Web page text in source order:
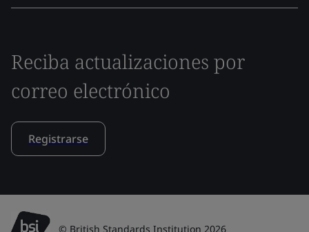
Reciba actualizaciones por
correo electrónico
Registrarse
© British Standards Institution 2026